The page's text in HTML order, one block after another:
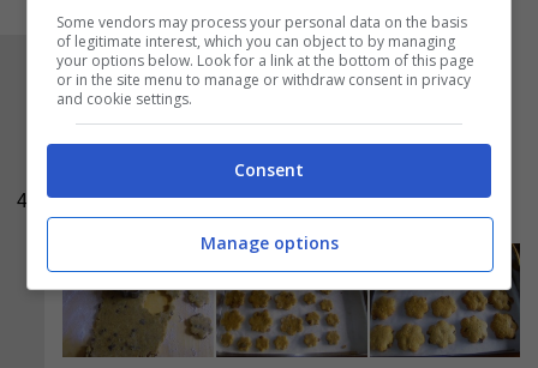
4
Stendete l’impasto con unospessore di circa
5 mm, tagliate i biscotti della forma e della
misura che più vi piace e trasferiteli in una
teglia foderata con carta forno; infornate in
Some vendors may process your personal data on the basis
of legitimate interest, which you can object to by managing
your options below. Look for a link at the bottom of this page
or in the site menu to manage or withdraw consent in privacy
and cookie settings.
Consent
Manage options